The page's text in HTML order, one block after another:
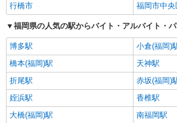
行橋市
福岡市中央
福岡県の人気の駅からバイト・アルバイト・
博多駅
小倉(福岡)
橋本(福岡)駅
天神駅
折尾駅
赤坂(福岡)
姪浜駅
香椎駅
大橋(福岡)駅
南福岡駅